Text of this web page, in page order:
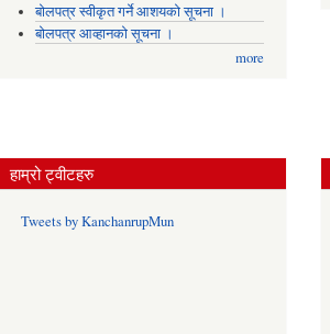
बोलपत्र स्वीकृत गर्ने आशयको सूचना ।
बोलपत्र आव्हानको सूचना ।
more
हाम्रो ट्वीटहरु
Tweets by KanchanrupMun